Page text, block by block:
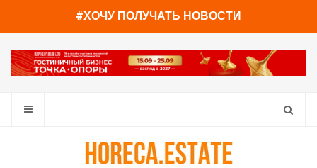
#ХОЧУ ПОЛУЧАТЬ НОВОСТИ